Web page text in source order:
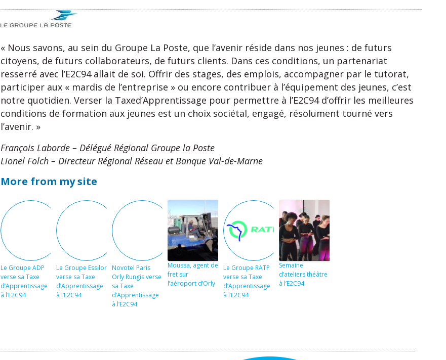
« Nous savons, au sein du Groupe La Poste, que l’avenir réside dans nos jeunes : de futurs
citoyens, de futurs collaborateurs, de futurs clients. Dans ces conditions, un partenariat
resserré avec l’E2C94 allait de soi. Offrir des stages, des emplois, accompagner par le tutorat,
participer aux « mardis de l’entreprise » ou encore contribuer à l’équipement des jeunes, c’est
notre quotidien. Verser la Taxed’Apprentissage pour permettre à l’E2C94 d’offrir les meilleures
conditions de formation aux jeunes est un choix sociétal, engagé, résolument tourné vers
l’avenir. »
François Laborde – Délégué Régional Groupe la Poste
Lionel Folch – Directeur Régional Réseau et Banque Val-de-Marne
More from my site
Le Groupe ADP
verse sa Taxe
d’Apprentissage
à l’E2C94
Le Groupe Essilor
verse sa Taxe
d’Apprentissage
à l’E2C94
Novotel Paris
Orly Rungis verse
sa Taxe
d’Apprentissage
à l’E2C94
Moussa, agent de
fret sur
l’aéroport d’Orly
Le Groupe RATP
verse sa Taxe
d’Apprentissage
à l’E2C94
Semaine
d’ateliers théâtre
à l’E2C94